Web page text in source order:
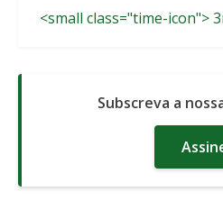
<small class="time-icon">
Subscreva a